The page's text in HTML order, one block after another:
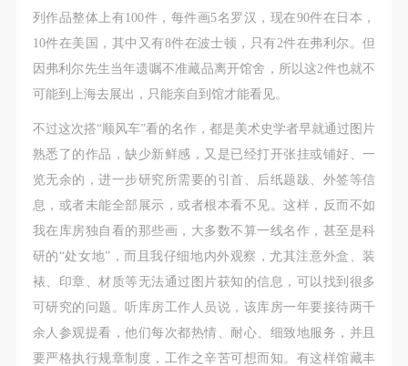
列作品整体上有100件，每件画5名罗汉，现在90件在日本，
10件在美国，其中又有8件在波士顿，只有2件在弗利尔。但
因弗利尔先生当年遗嘱不准藏品离开馆舍，所以这2件也就不
可能到上海去展出，只能亲自到馆才能看见。
不过这次搭“顺风车”看的名作，都是美术史学者早就通过图片
熟悉了的作品，缺少新鲜感，又是已经打开张挂或铺好、一
览无余的，进一步研究所需要的引首、后纸题跋、外签等信
息，或者未能全部展示，或者根本看不见。这样，反而不如
我在库房独自看的那些画，大多数不算一线名作，甚至是科
研的“处女地”，而且我仔细地内外观察，尤其注意外盒、装
裱、印章、材质等无法通过图片获知的信息，可以找到很多
可研究的问题。听库房工作人员说，该库房一年要接待两千
余人参观提看，他们每次都热情、耐心、细致地服务，并且
要严格执行规章制度，工作之辛苦可想而知。有这样馆藏丰